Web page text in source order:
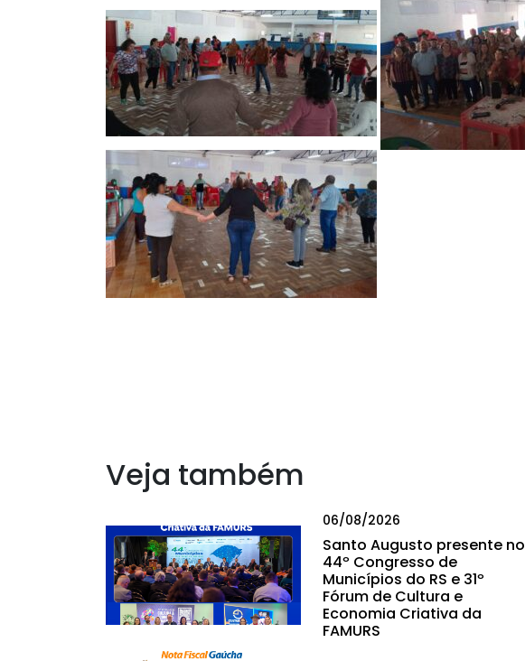
Veja também
06/08/2026
Santo Augusto presente no
44º Congresso de
Municípios do RS e 31º
Fórum de Cultura e
Economia Criativa da
FAMURS